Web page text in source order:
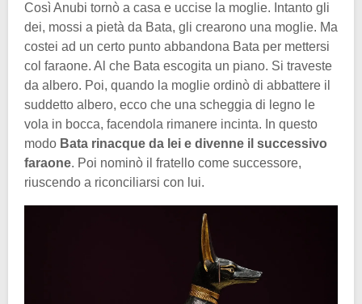
Così Anubi tornò a casa e uccise la moglie. Intanto gli
dei, mossi a pietà da Bata, gli crearono una moglie. Ma
costei ad un certo punto abbandona Bata per mettersi
col faraone. Al che Bata escogita un piano. Si traveste
da albero. Poi, quando la moglie ordinò di abbattere il
suddetto albero, ecco che una scheggia di legno le
vola in bocca, facendola rimanere incinta. In questo
modo Bata rinacque da lei e divenne il successivo
faraone. Poi nominò il fratello come successore,
riuscendo a riconciliarsi con lui.